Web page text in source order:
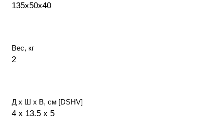
135х50х40
Вес, кг
2
Д х Ш х В, см [DSHV]
4 x 13.5 x 5